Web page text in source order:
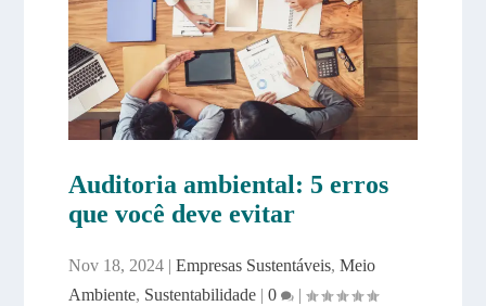
Auditoria ambiental: 5 erros
que você deve evitar
Nov 18, 2024| Empresas Sustentáveis, Meio
Ambiente, Sustentabilidade| 0
|